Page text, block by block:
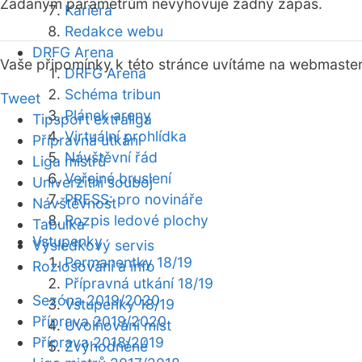
Kariéra
Redakce webu
DRFG Arena
DRFG Arena
Schéma tribun
Plánek areny
Virtuální prohlídka
Návštěvní řád
Veřejné bruslení
PRESS: pro novináře
Rozpis ledové plochy
Vstupenky
Permanentky 18/19
Přípravná utkání 18/19
Vstupenky 18/19
Uvolňování míst
Zvýhodněné
Zadaným parametrům nevyhovuje žádný zápas.
Vaše připomínky k této stránce uvítáme na webmaster
Tweet
Tipsport extraliga
Přípravná utkání
Liga mistrů
Univerzitní souboj
Návštěvnost
Tabulka
Výsledkový servis
Rozlosování a info
Sezóna 2019/2020
Příprava 2019/2020
Příprava 2018/2019